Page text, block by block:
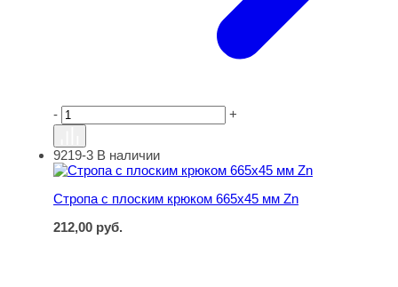
- +
Стропа с плоским крюком 665х45 мм Zn
9219-3 В наличии
Стропа с плоским крюком 665х45 мм Zn
212,00 руб.